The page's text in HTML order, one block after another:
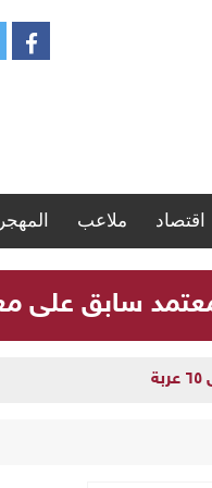
اقتصاد ملاعب المهجر
سابق